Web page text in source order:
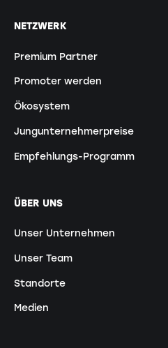
NETZWERK
Premium Partner
Promoter werden
Ökosystem
Jungunternehmerpreise
Empfehlungs-Programm
ÜBER UNS
Unser Unternehmen
Unser Team
Standorte
Medien